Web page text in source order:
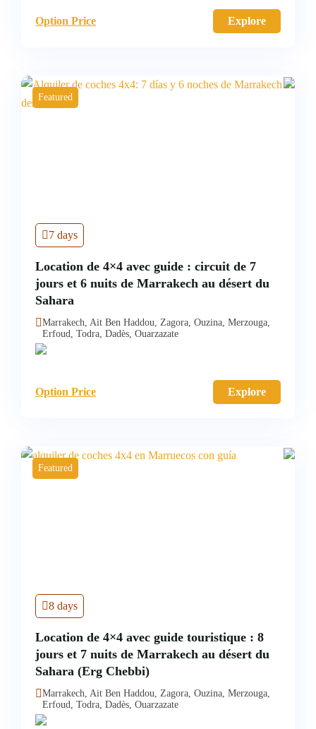
Option Price Explore
Featured
7 days
Location de 4×4 avec guide : circuit de 7
jours et 6 nuits de Marrakech au désert du
Sahara
Marrakech, Ait Ben Haddou, Zagora, Ouzina, Merzouga,
Erfoud, Todra, Dadès, Ouarzazate
Option Price Explore
Featured
8 days
Location de 4×4 avec guide touristique : 8
jours et 7 nuits de Marrakech au désert du
Sahara (Erg Chebbi)
Marrakech, Ait Ben Haddou, Zagora, Ouzina, Merzouga,
Erfoud, Todra, Dadès, Ouarzazate